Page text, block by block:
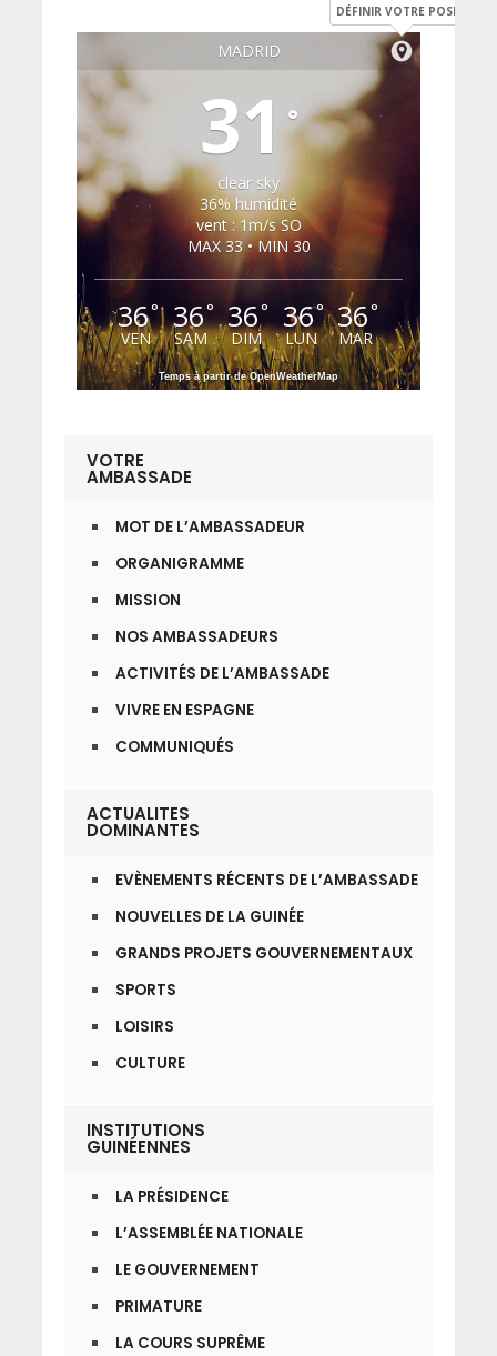
MADRID
DÉFINIR VOTRE POSITION
31°
clear sky
36% humidité
vent : 1m/s SO
MAX 33 • MIN 30
36°
VEN
36°
SAM
36°
DIM
36°
LUN
36°
MAR
Temps à partir de OpenWeatherMap
VOTRE
AMBASSADE
MOT DE L’AMBASSADEUR
ORGANIGRAMME
MISSION
NOS AMBASSADEURS
ACTIVITÉS DE L’AMBASSADE
VIVRE EN ESPAGNE
COMMUNIQUÉS
ACTUALITES
DOMINANTES
EVÈNEMENTS RÉCENTS DE L’AMBASSADE
NOUVELLES DE LA GUINÉE
GRANDS PROJETS GOUVERNEMENTAUX
SPORTS
LOISIRS
CULTURE
INSTITUTIONS
GUINÉENNES
LA PRÉSIDENCE
L’ASSEMBLÉE NATIONALE
LE GOUVERNEMENT
PRIMATURE
LA COURS SUPRÊME